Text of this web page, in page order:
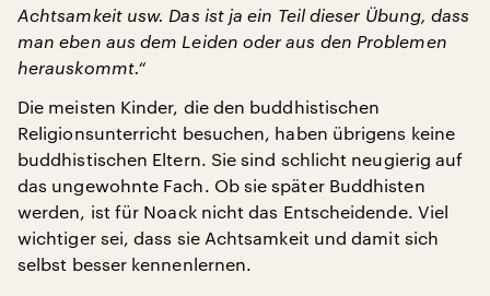
Achtsamkeit usw. Das ist ja ein Teil dieser Übung, dass
man eben aus dem Leiden oder aus den Problemen
herauskommt.“
Die meisten Kinder, die den buddhistischen
Religionsunterricht besuchen, haben übrigens keine
buddhistischen Eltern. Sie sind schlicht neugierig auf
das ungewohnte Fach. Ob sie später Buddhisten
werden, ist für Noack nicht das Entscheidende. Viel
wichtiger sei, dass sie Achtsamkeit und damit sich
selbst besser kennenlernen.